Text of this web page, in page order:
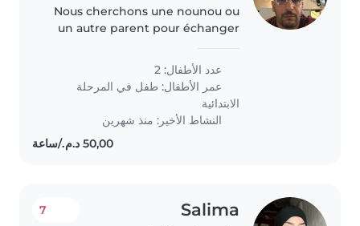
Nous cherchons une nounou ou
un autre parent pour échanger
deux enfants en âge d'aller à
l'école. Nos enfants sont curieux,
sportifs et intelligents...
عدد الأطفال: 2
عمر الأطفال: طفل في المرحلة
الابتدائية
النشاط الأخير: منذ شهرين
Salima
7